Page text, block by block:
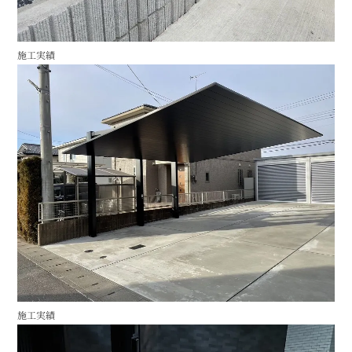
施工実績
施工実績